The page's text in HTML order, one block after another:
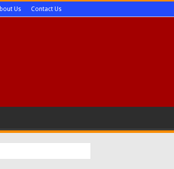
Us Contact Us